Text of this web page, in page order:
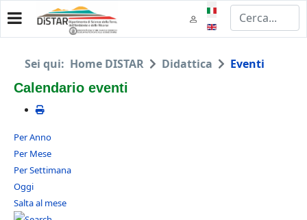
Seleziona la tua lingua
Sei qui: Home DISTAR Didattica
Eventi
Calendario eventi
Per Anno
Per Mese
Per Settimana
Oggi
Salta al mese